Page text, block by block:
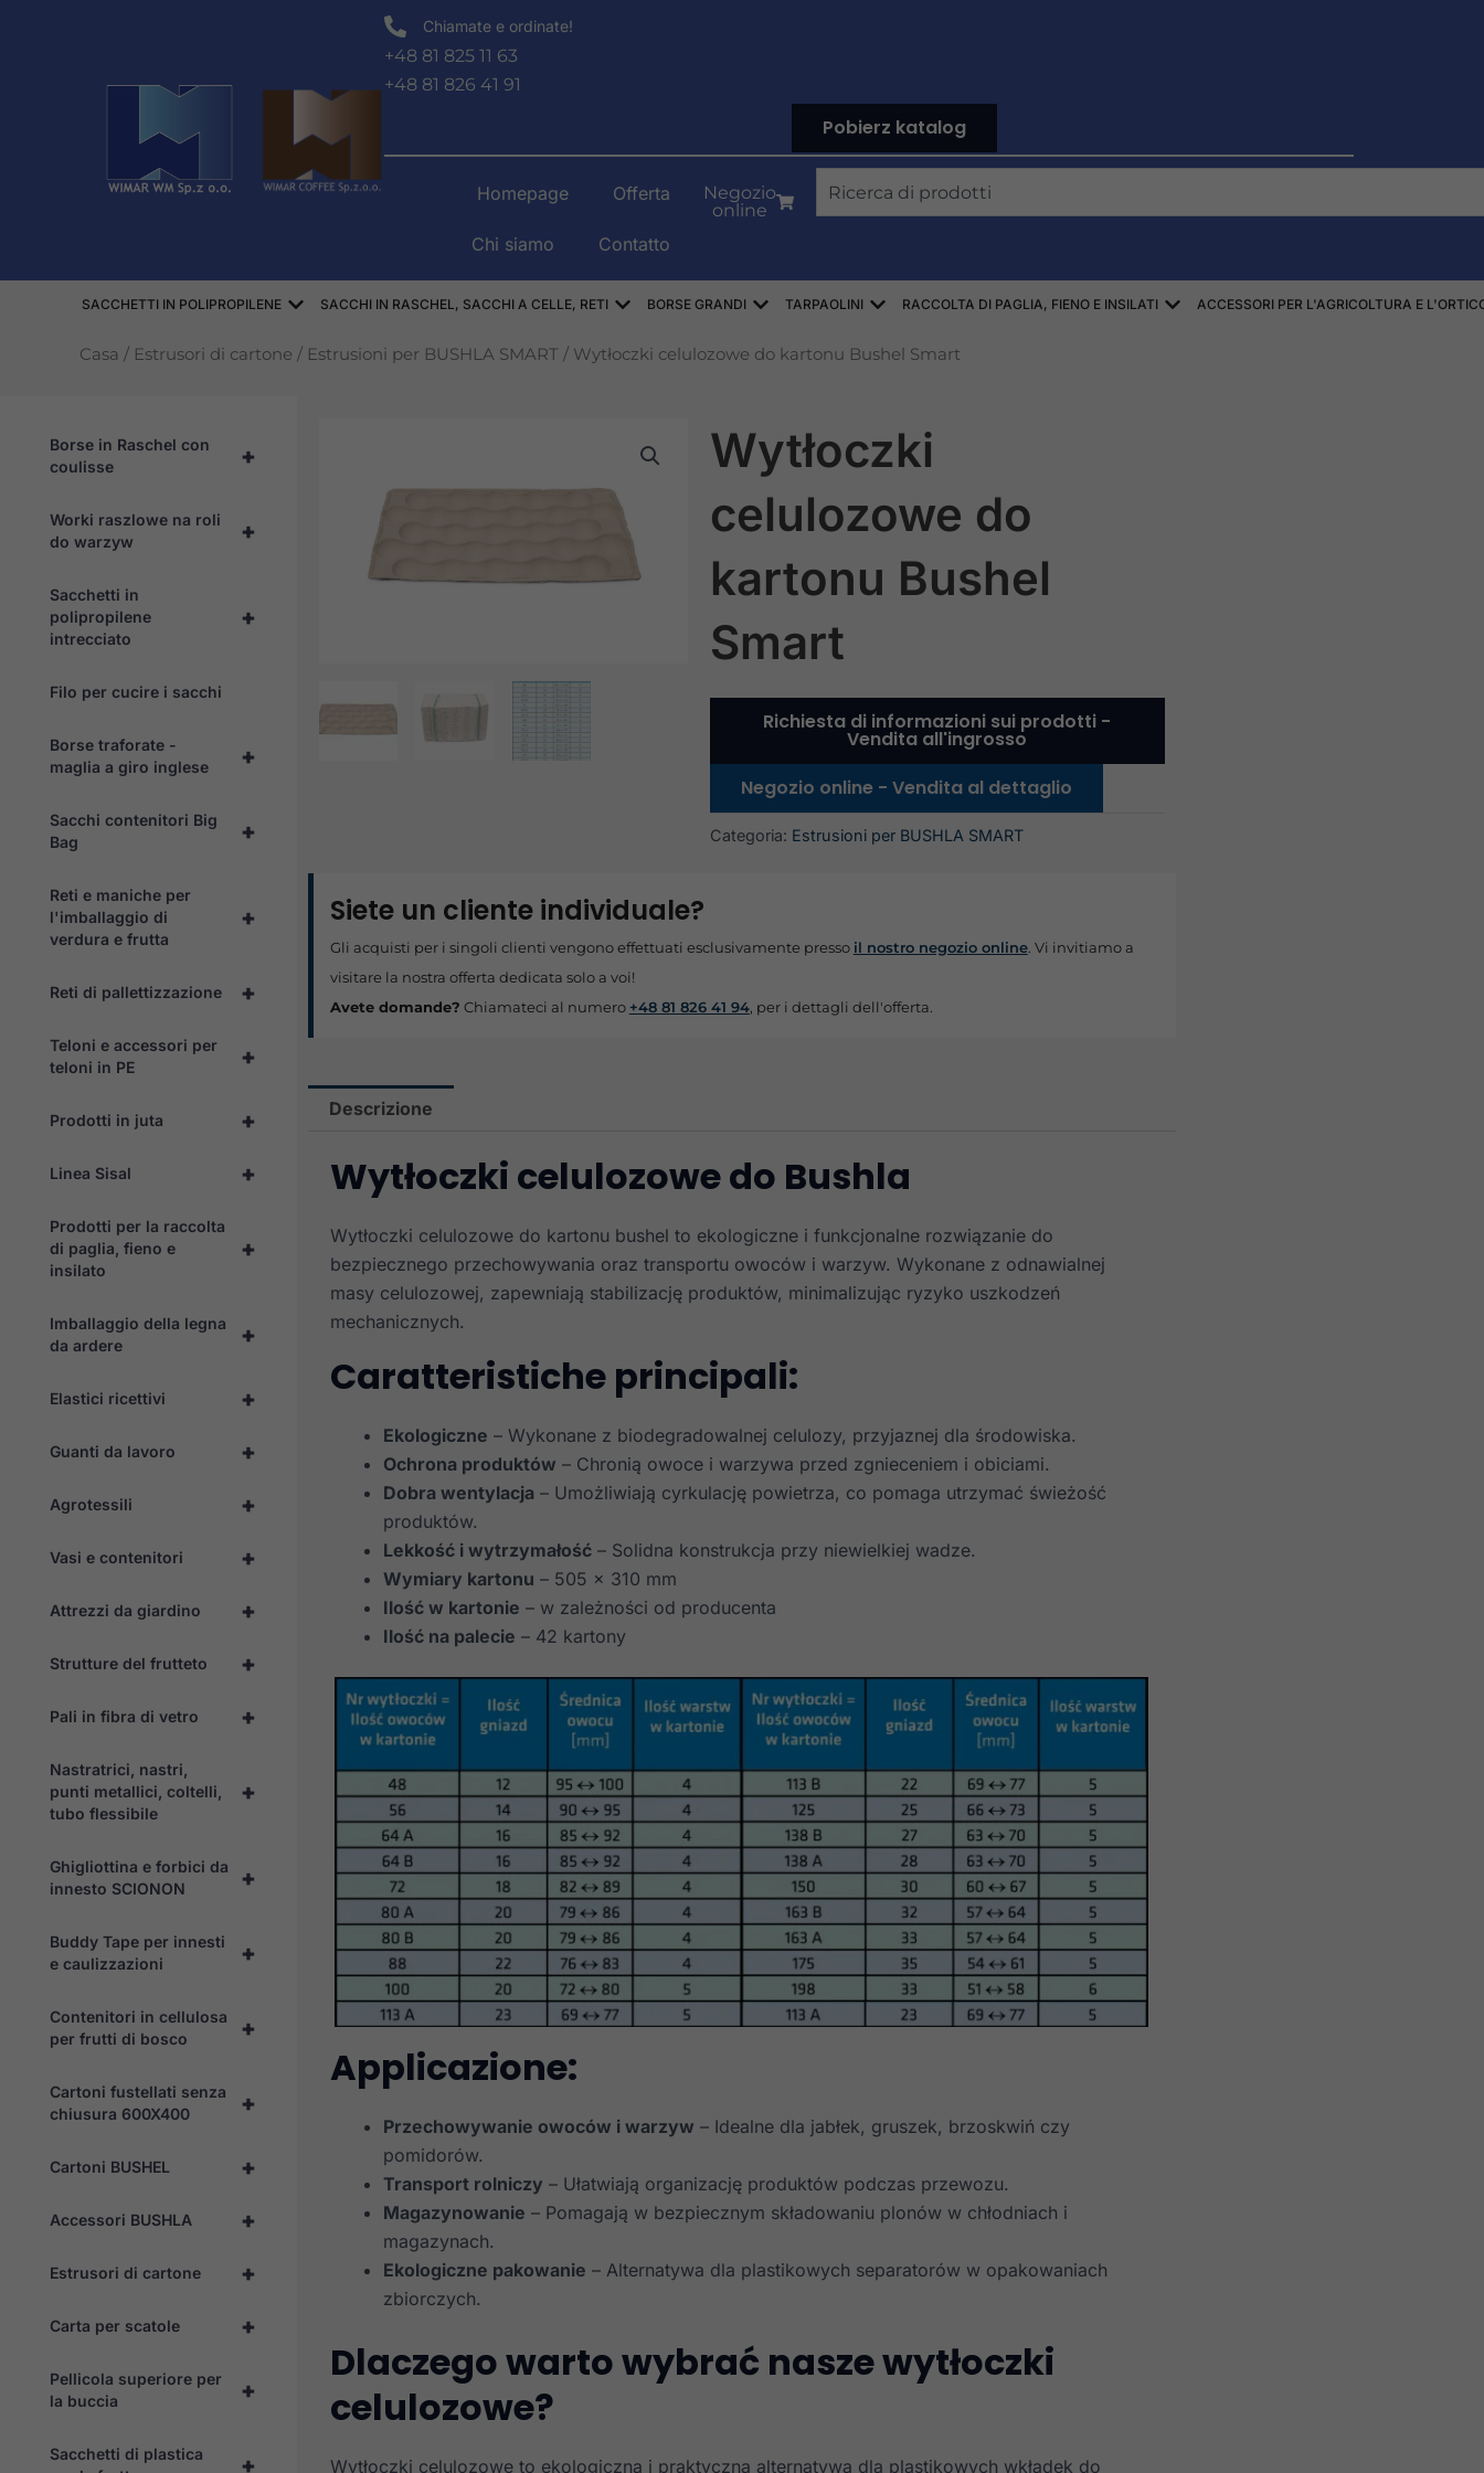
Chiamate e ordinate!
+48 81 825 11 63
+48 81 826 41 91
Pobierz katalog
Homepage Offerta
Chi siamo Contatto
Negozio
online
Ricerca
SACCHETTI IN POLIPROPILENE Aprire WORKI POLIPROPYLENOWE
SACCHI IN RASCHEL, SACCHI A CELLE, RETI Aprire WORKI RASZLOWE, AŻUROWE, SIATKI
BORSE GRANDI Aprire WORKI BIG-BAG
TARPAOLINI Aprire PLANDEKI
RACCOLTA DI PAGLIA, FIENO E INSILATI Aprire ZBIÓR SŁOMY, SIANA,
ACCESSORI PER L'AGRICOLTURA E
Casa / Estrusori di cartone / Estrusioni per BUSHLA SMART / Wytłoczki celulozowe do kartonu Bushel Smart
+
Borse in Raschel con
coulisse
+
Worki raszlowe na roli
do warzyw
+
Sacchetti in
polipropilene
intrecciato
Filo per cucire i sacchi
+
Borse traforate -
maglia a giro inglese
+
Sacchi contenitori Big
Bag
+
Reti e maniche per
l'imballaggio di
verdura e frutta
+
Reti di pallettizzazione
+
Teloni e accessori per
teloni in PE
+
Prodotti in juta
+
Linea Sisal
+
Prodotti per la raccolta
di paglia, fieno e
insilato
+
Imballaggio della legna
da ardere
+
Elastici ricettivi
+
Guanti da lavoro
+
Agrotessili
+
Vasi e contenitori
+
Attrezzi da giardino
+
Strutture del frutteto
+
Pali in fibra di vetro
+
Nastratrici, nastri,
punti metallici, coltelli,
tubo flessibile
+
Ghigliottina e forbici da
innesto SCIONON
+
Buddy Tape per innesti
e caulizzazioni
+
Contenitori in cellulosa
per frutti di bosco
+
Cartoni fustellati senza
chiusura 600X400
+
Cartoni BUSHEL
+
Accessori BUSHLA
+
Estrusori di cartone
+
Carta per scatole
+
Pellicola superiore per
la buccia
+
Sacchetti di plastica
Wytłoczki
celulozowe do
kartonu Bushel
Smart
Richiesta di informazioni sui prodotti -
Vendita all'ingrosso
Negozio online - Vendita al dettaglio
Categoria: Estrusioni per BUSHLA SMART
Siete un cliente individuale?
Gli acquisti per i singoli clienti vengono effettuati esclusivamente presso il nostro negozio online. Vi invitiamo a
visitare la nostra offerta dedicata solo a voi!
Avete domande? Chiamateci al numero +48 81 826 41 94, per i dettagli dell'offerta.
Descrizione
Wytłoczki celulozowe do Bushla
Wytłoczki celulozowe do kartonu bushel to ekologiczne i funkcjonalne rozwiązanie do
bezpiecznego przechowywania oraz transportu owoców i warzyw. Wykonane z odnawialnej
masy celulozowej, zapewniają stabilizację produktów, minimalizując ryzyko uszkodzeń
mechanicznych.
Caratteristiche principali:
Ekologiczne – Wykonane z biodegradowalnej celulozy, przyjaznej dla środowiska.
Ochrona produktów – Chronią owoce i warzywa przed zgnieceniem i obiciami.
Dobra wentylacja – Umożliwiają cyrkulację powietrza, co pomaga utrzymać świeżość
produktów.
Lekkość i wytrzymałość– Solidna konstrukcja przy niewielkiej wadze.
Wymiary kartonu – 505 x 310 mm
Ilość w kartonie – w zależności od producenta
Ilość na palecie – 42 kartony
Applicazione:
Przechowywanie owoców i warzyw – Idealne dla jabłek, gruszek, brzoskwiń czy
pomidorów.
Transport rolniczy – Ułatwiają organizację produktów podczas przewozu.
Magazynowanie – Pomagają w bezpiecznym składowaniu plonów w chłodniach i
magazynach.
Ekologiczne pakowanie – Alternatywa dla plastikowych separatorów w opakowaniach
zbiorczych.
Dlaczego warto wybrać nasze wytłoczki
celulozowe?
Wytłoczki celulozowe to ekologiczna i praktyczna alternatywa dla plastikowych wkładek do